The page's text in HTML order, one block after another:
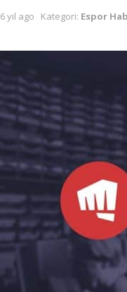
6 yıl ago Kategori: Espor